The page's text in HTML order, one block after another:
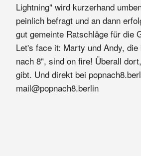
Lightning" wird kurzerhand
peinlich befragt und an dann
gut gemeinte Ratschläge für die
Let's face it: Marty und Andy, die
nach 8", sind on fire! Überall
gibt. Und direkt bei
mail@popnach8.berlin